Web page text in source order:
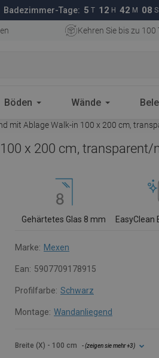
Badezimmer-Tage: 5 T 12 H 42 M 07 S
Kehren Sie bis zu
Böden Wände
mit Ablage Walk-in 100 x 200 cm,
x 200 cm,
Gehärtetes Glas 8 mm EasyClean
Marke: Mexen
Ean: 5907709178915
Profilfarbe: Schwarz
Montage: Wandanliegend
Breite (X) - 100 cm - (zeigen sie mehr+3)